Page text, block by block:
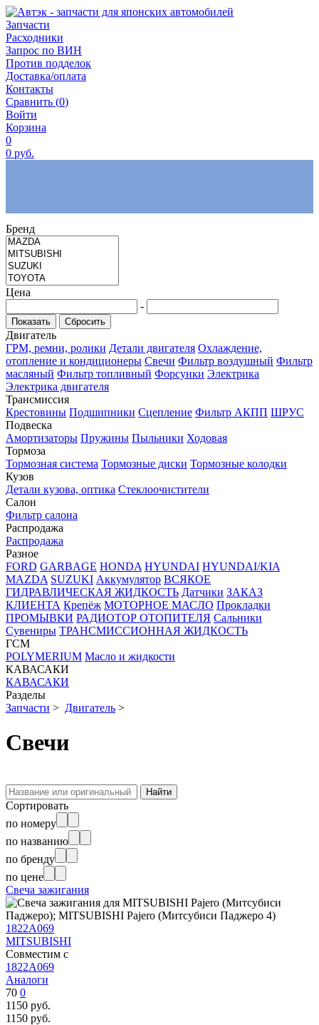
Запчасти
Расходники
Запрос по ВИН
Против подделок
Доставка/оплата
Контакты
Сравнить (0)
Войти
Корзина
0
0 руб.
Бренд
Цена
-
Двигатель
ГРМ, ремни, ролики Детали двигателя Охлаждение,
отопление и кондиционеры Свечи Фильтр воздушный Фильтр
масляный Фильтр топливный Форсунки Электрика
Электрика двигателя
Трансмиссия
Крестовины Подшипники Сцепление Фильтр АКПП ШРУС
Подвеска
Амортизаторы Пружины Пыльники Ходовая
Тормоза
Тормозная система Тормозные диски Тормозные колодки
Кузов
Детали кузова, оптика Стеклоочистители
Салон
Фильтр салона
Распродажа
Распродажа
Разное
FORD GARBAGE HONDA HYUNDAI HYUNDAI/KIA
MAZDA SUZUKI Аккумулятор ВСЯКОЕ
ГИДРАВЛИЧЕСКАЯ ЖИДКОСТЬ Датчики ЗАКАЗ
КЛИЕНТА Крепёж МОТОРНОЕ МАСЛО Прокладки
ПРОМЫВКИ РАДИОТОР ОТОПИТЕЛЯ Сальники
Сувениры ТРАНСМИССИОННАЯ ЖИДКОСТЬ
ГСМ
POLYMERIUM Масло и жидкости
КАВАСАКИ
КАВАСАКИ
Разделы
Запчасти > Двигатель >
Свечи
Сортировать
по номеру
по названию
по бренду
по цене
Свеча зажигания
1822A069
MITSUBISHI
Совместим с
1822A069
Аналоги
70 0
1150 руб.
1150 руб.